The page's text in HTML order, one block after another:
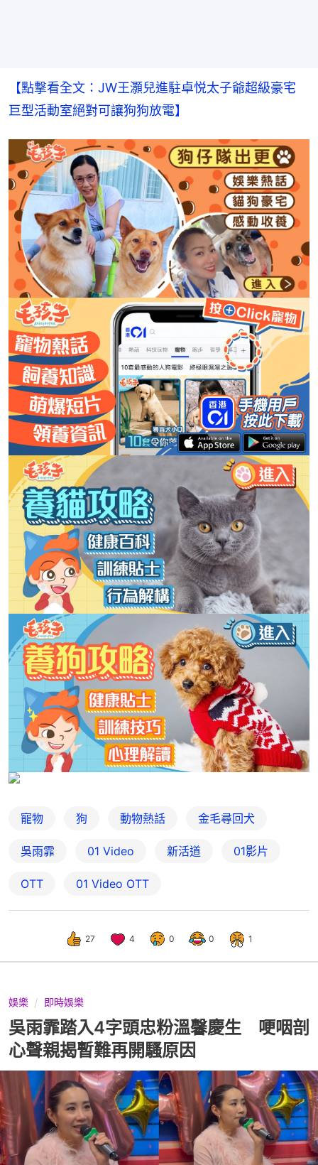
【點撃看全文：JW王灝兒進駐卓悦太子爺超級豪宅
巨型活動室絕對可讓狗狗放電】
寵物 狗 動物熱話 金毛尋回犬
吳雨霏 01 Video 新活道 01影片
OTT 01‌ ‌Video‌ ‌OTT
27 4 0 0 1
娛樂 即時娛樂
吳雨霏踏入4字頭忠粉溫馨慶生 哽咽剖
心聲親揭暫難再開騷原因